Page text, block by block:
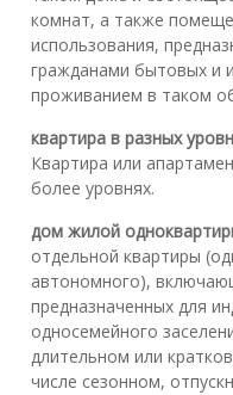
комнат, а также
использования,
гражданами бытовых и
проживанием в таком
квартира в разных
Квартира или
более уровнях.
дом жилой
отдельной квартиры
автономного),
предназначенных для
односемейного
длительном или
числе сезонном,